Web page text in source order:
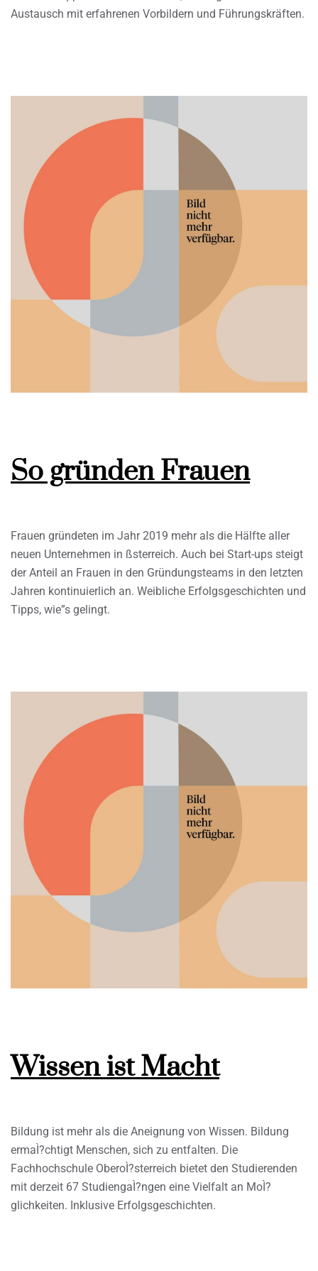
Austausch mit erfahrenen Vorbildern und Führungskräften.
So gründen Frauen
Frauen gründeten im Jahr 2019 mehr als die Hälfte aller
neuen Unternehmen in ßsterreich. Auch bei Start-ups steigt
der Anteil an Frauen in den Gründungsteams in den letzten
Jahren kontinuierlich an. Weibliche Erfolgsgeschichten und
Tipps, wie”s gelingt.
Wissen ist Macht
Bildung ist mehr als die Aneignung von Wissen. Bildung
ermaÌ?chtigt Menschen, sich zu entfalten. Die
Fachhochschule OberoÌ?sterreich bietet den Studierenden
mit derzeit 67 StudiengaÌ?ngen eine Vielfalt an MoÌ?
glichkeiten. Inklusive Erfolgsgeschichten.